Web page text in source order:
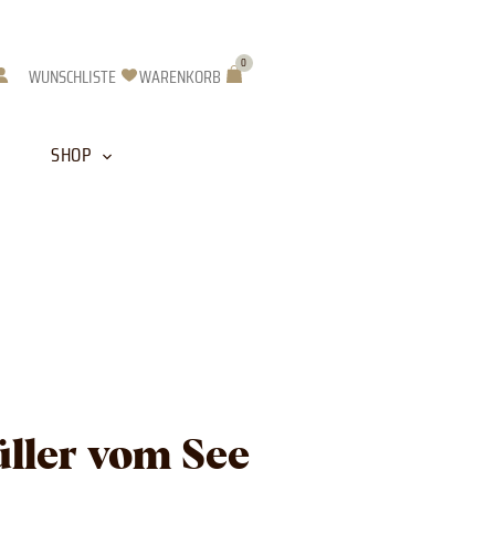
WUNSCHLISTE WARENKORB
0
Warenkorb
SHOP
vom See